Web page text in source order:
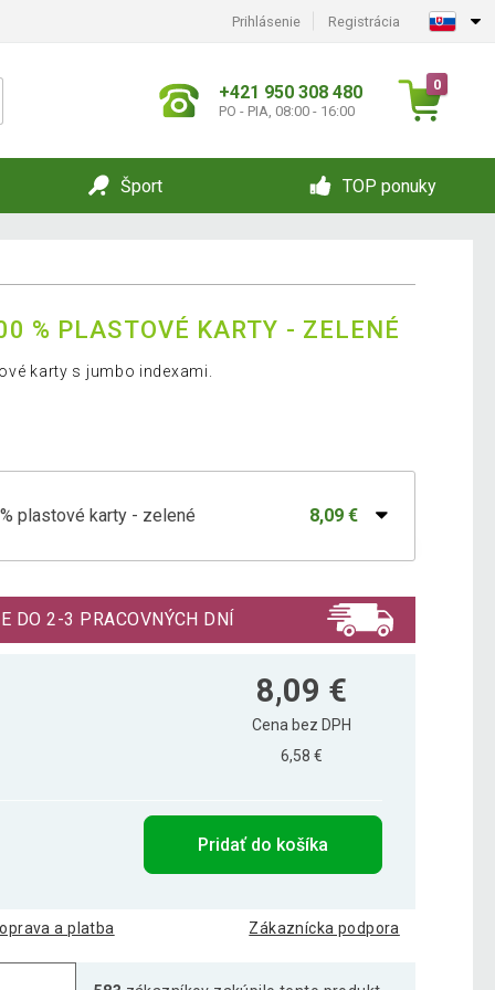
Prihlásenie Registrácia
+421 950 308 480
PO - PIA, 08:00 - 16:00
0
Šport TOP ponuky
% PLASTOVÉ KARTY - ZELENÉ
karty s jumbo indexami.
plastové karty - zelené 8,09 €
plastové karty - Světle modré
DO 2-3 PRACOVNÝCH DNÍ
8,09 €
Cena bez DPH
6,58 €
Pridať do košíka
a platba Zákaznícka podpora